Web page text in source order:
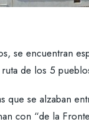
se encuentran
de los 5
que se alzaban
con “de la